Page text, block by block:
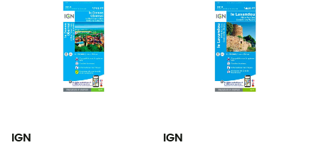
IGN IGN